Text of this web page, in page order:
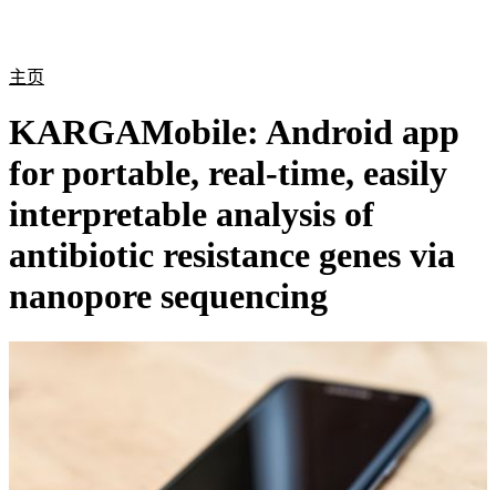
主页
KARGAMobile: Android app
for portable, real-time, easily
interpretable analysis of
antibiotic resistance genes via
nanopore sequencing